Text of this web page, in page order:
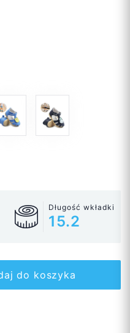
Długość wkładki
15.2
do koszyka